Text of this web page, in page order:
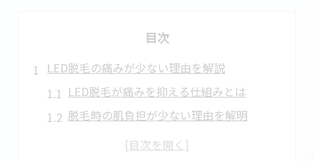
目次
LED脱毛の痛みが少ない理由を解説
LED脱毛が痛みを抑える仕組みとは
脱毛時の肌負担が少ない理由を解明
痛みゼロを目指すLED脱毛の波長技術